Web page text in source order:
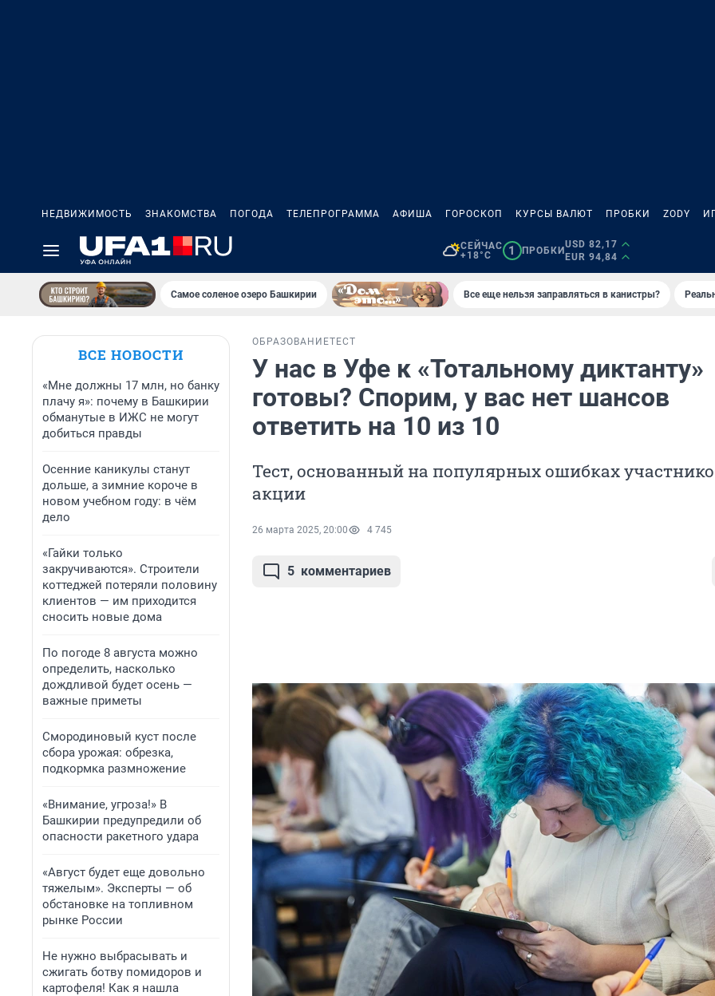
НЕДВИЖИМОСТЬ ЗНАКОМСТВА ПОГОДА ТЕЛЕПРОГРАММА АФИША ГОРОСКОП КУРСЫ ВАЛЮТ ПРОБКИ ZODY
СЕЙЧАС
+18°C
1 ПРОБКИ
USD 82,17
EUR 94,84
Самое соленое озеро Башкирии Все еще нельзя заправляться в канистры?
ВСЕ НОВОСТИ
«Мне должны 17 млн, но банку
плачу я»: почему в Башкирии
обманутые в ИЖС не могут
добиться правды
Осенние каникулы станут
дольше, а зимние короче в
новом учебном году: в чём
дело
«Гайки только
закручиваются». Строители
коттеджей потеряли половину
клиентов — им приходится
сносить новые дома
По погоде 8 августа можно
определить, насколько
дождливой будет осень —
важные приметы
Смородиновый куст после
сбора урожая: обрезка,
подкормка размножение
«Внимание, угроза!» В
Башкирии предупредили об
опасности ракетного удара
«Август будет еще довольно
тяжелым». Эксперты — об
обстановке на топливном
рынке России
Не нужно выбрасывать и
сжигать ботву помидоров и
картофеля! Как я нашла
ОБРАЗОВАНИЕТЕСТ
У нас в Уфе к «Тотальному диктанту»
готовы? Спорим, у вас нет шансов
ответить на 10 из 10
Тест, основанный на популярных ошибках
акции
26 марта 2025, 20:00 4 745
5 комментариев